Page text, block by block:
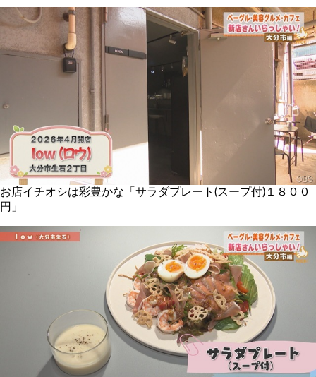
お店イチオシは彩豊かな「サラダプレート(スープ付)１８００
円」